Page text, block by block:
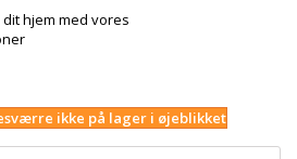
hjem med vores
ikke på lager i øjeblikket